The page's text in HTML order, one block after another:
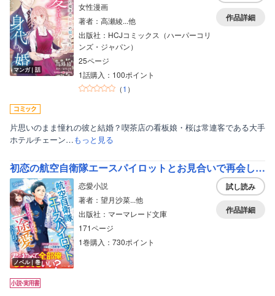
マンガ｜話
女性漫画
著者：高瀬綾...他
出版社：HCJコミックス（ハーパーコリ
ンズ・ジャパン）
25ページ
1話購入：100ポイント
（1 ）
作品詳細
片思いのまま憧れの彼と結婚？喫茶店の看板娘・桜は常連客である大手
ホテルチェーン…もっと見る
初恋の航空自衛隊エースパイロットとお見合いで再会したら、容赦ない一途愛に囚われています
ノベル｜巻
恋愛小説
著者：望月沙菜...他
出版社：マーマレード文庫
171ページ
1巻購入：730ポイント
試し読み
作品詳細